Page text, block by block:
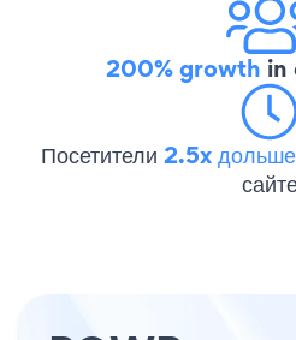
200% growth in
Посетители 2.5x дольше